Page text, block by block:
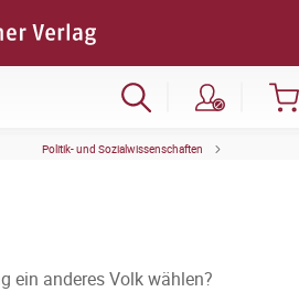
Politik- und Sozialwissenschaften
ein anderes Volk wählen?